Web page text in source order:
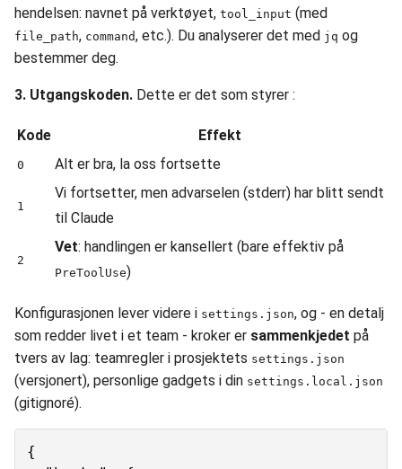
hendelsen: navnet på verktøyet, tool_input (med
file_path, command, etc.). Du analyserer det med jq og
bestemmer deg.
3. Utgangskoden. Dette er det som styrer :
Kode Effekt
0 Alt er bra, la oss fortsette
1
Vi fortsetter, men advarselen (stderr) har blitt sendt
til Claude
2
Vet: handlingen er kansellert (bare effektiv på
PreToolUse)
Konfigurasjonen lever videre i settings.json, og - en detalj
som redder livet i et team - kroker er sammenkjedet på
tvers av lag: teamregler i prosjektets settings.json
(versjonert), personlige gadgets i din settings.local.json
(gitignoré).
{